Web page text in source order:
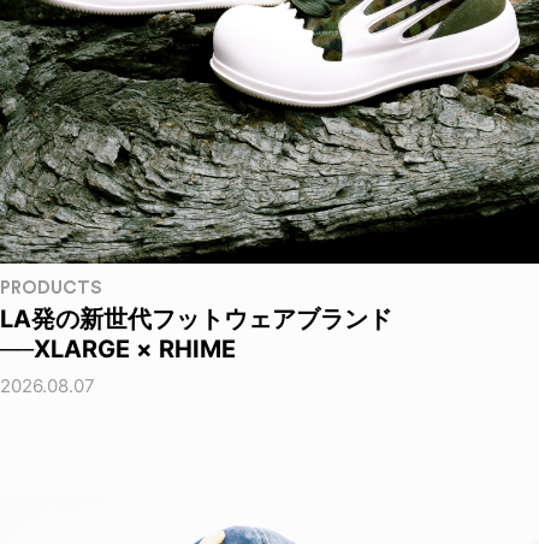
PRODUCTS
LA発の新世代フットウェアブランド
──XLARGE × RHIME
2026.08.07